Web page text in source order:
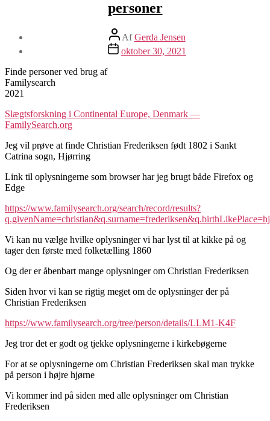
personer
Indlægsforfatter
AfGerda Jensen
Indlægsdato
oktober 30, 2021
Finde personer ved brug af
Familysearch
2021
Slægtsforskning i Continental Europe, Denmark —
FamilySearch.org
Jeg vil prøve at finde Christian Frederiksen født 1802 i Sankt
Catrina sogn, Hjørring
Link til oplysningerne som browser har jeg brugt både Firefox og
Edge
https://www.familysearch.org/search/record/results?
Vi kan nu vælge hvilke oplysninger vi har lyst til at kikke på og
tager den første med folketælling 1860
Og der er åbenbart mange oplysninger om Christian Frederiksen
Siden hvor vi kan se rigtig meget om de oplysninger der på
Christian Frederiksen
https://www.familysearch.org/tree/person/details/LLM1-K4F
Jeg tror det er godt og tjekke oplysningerne i kirkebøgerne
For at se oplysningerne om Christian Frederiksen skal man trykke
på person i højre hjørne
Vi kommer ind på siden med alle oplysninger om Christian
Frederiksen